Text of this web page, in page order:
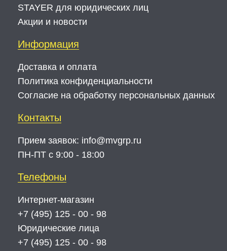
STAYER для юридических лиц
Акции и новости
Информация
Доставка и оплата
Политика конфиденциальности
Согласие на обработку персональных данных
Контакты
Прием заявок: info@mvgrp.ru
ПН-ПТ с 9:00 - 18:00
Телефоны
Интернет-магазин
+7 (495) 125 - 00 - 98
Юридические лица
+7 (495) 125 - 00 - 98